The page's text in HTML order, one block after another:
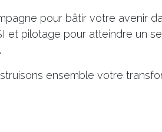
pour bâtir votre avenir
et pilotage pour atteindre un
ensemble votre